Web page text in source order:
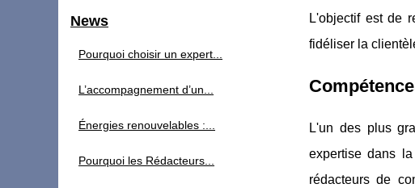
L'objectif est de
fidéliser la
L'un des plus
expertise dans
rédacteurs de
News
Pourquoi choisir un expert...
L’accompagnement d’un...
Énergies renouvelables :...
Pourquoi les Rédacteurs...